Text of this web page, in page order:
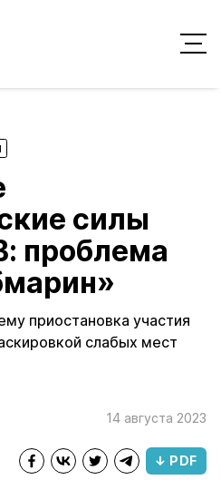
силы
проблема
приостановка участия
слабых мест
14 августа 2023
↓ PDF